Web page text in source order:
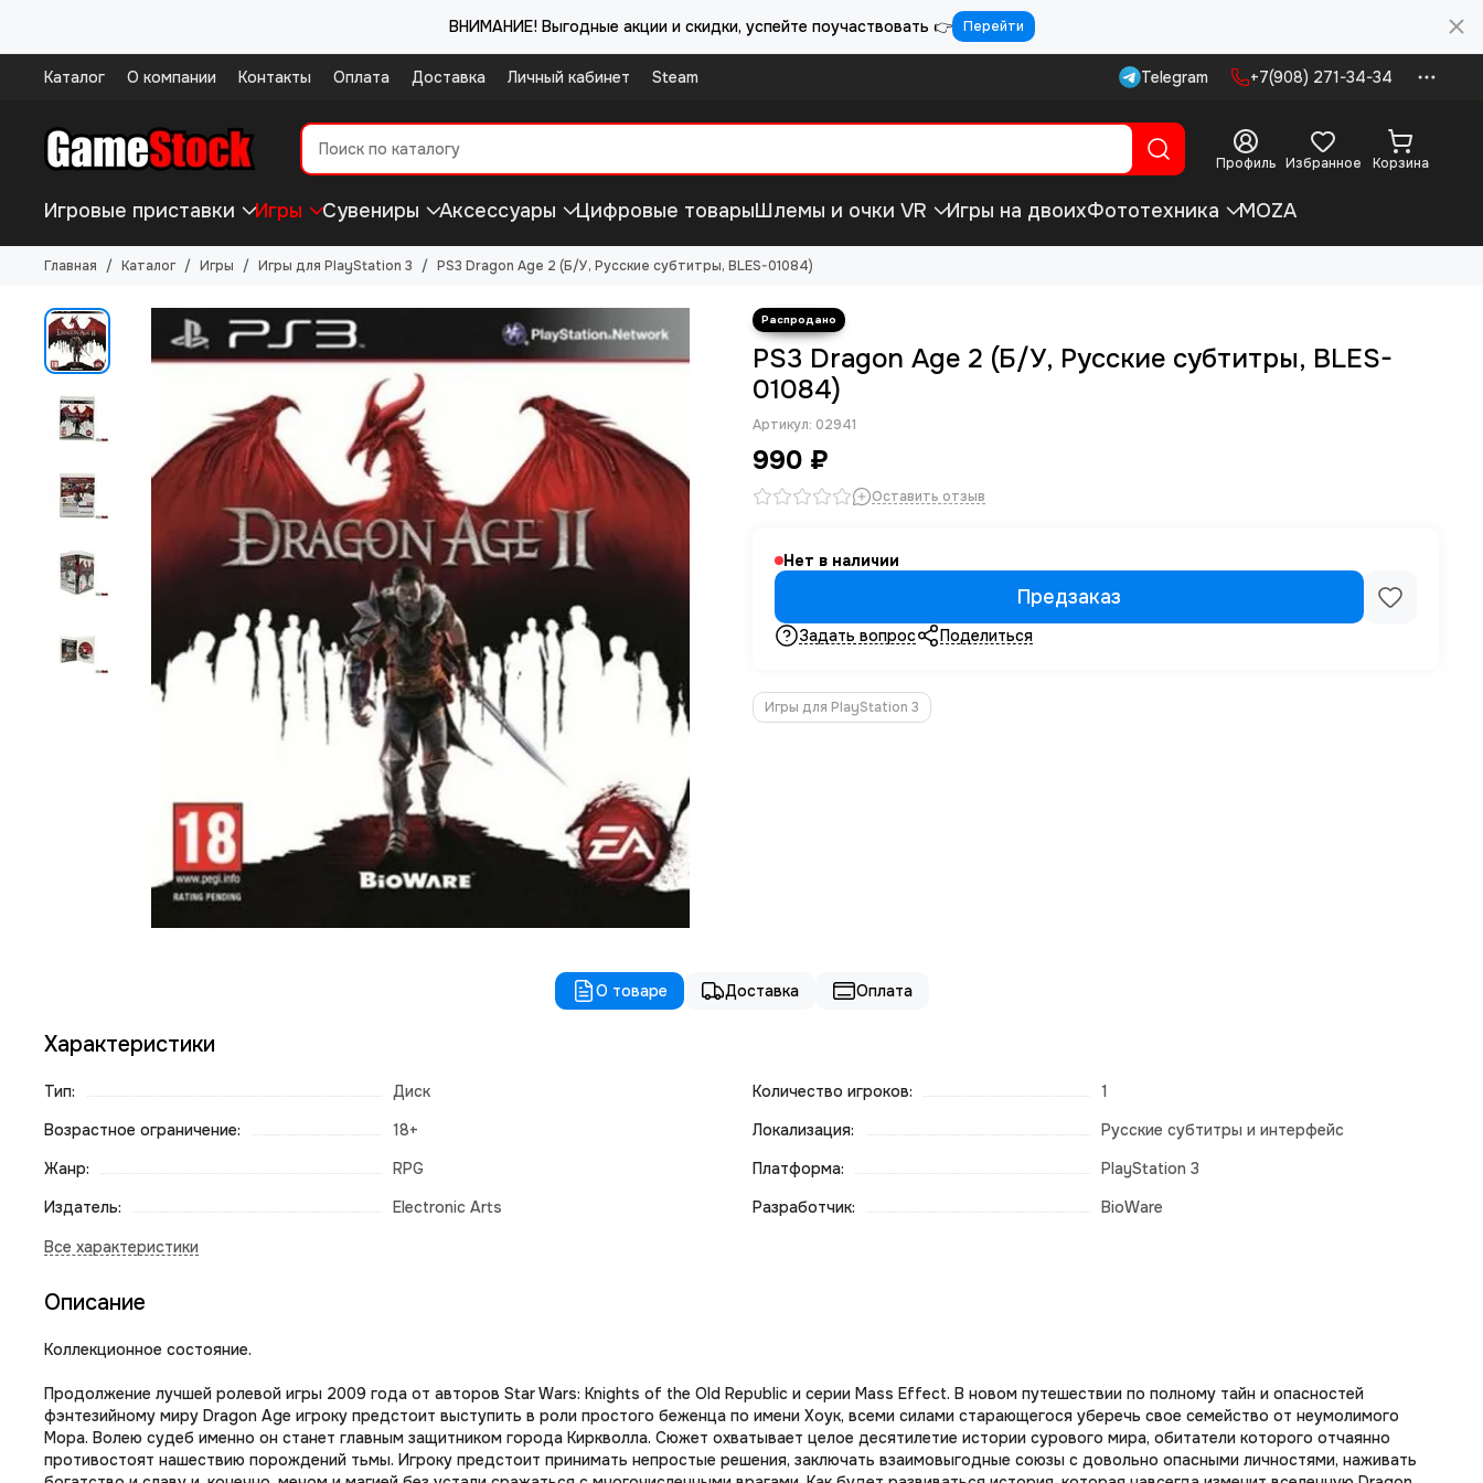
ВНИМАНИЕ! Выгодные акции и скидки, успейте поучаствовать 👉 Перейти
Каталог О компании Контакты Оплата Доставка Личный кабинет Steam Telegram +7(908) 271-34-34
Профиль Избранное Корзина
Игровые приставки Игры Сувениры Аксессуары Цифровые товарыШлемы и очки VR Игры на двоихФототехника MOZA
Главная Каталог Игры Игры для PlayStation 3 PS3 Dragon Age 2 (Б/У, Русские субтитры, BLES-01084)
PS3 Dragon Age 2 (Б/У, Русские субтитры, BLES-
01084)
Артикул: 02941
990 ₽
Оставить отзыв
Нет в наличии
Предзаказ
Задать вопрос Поделиться
Игры для PlayStation 3
О товаре Доставка Оплата
Характеристики
Тип:
Диск
Возрастное ограничение:
18+
Жанр:
RPG
Издатель:
Electronic Arts
Количество игроков:
1
Локализация:
Русские субтитры и интерфейс
Платформа:
PlayStation 3
Разработчик:
BioWare
Описание
Коллекционное состояние.
Продолжение лучшей ролевой игры 2009 года от авторов Star Wars: Knights of the Old Republic и серии Mass Effect. В новом путешествии по полному тайн и опасностей
фэнтезийному миру Dragon Age игроку предстоит выступить в роли простого беженца по имени Хоук, всеми силами старающегося уберечь свое семейство от неумолимого
Мора. Волею судеб именно он станет главным защитником города Киркволла. Сюжет охватывает целое десятилетие истории сурового мира, обитатели которого отчаянно
противостоят нашествию порождений тьмы. Игроку предстоит принимать непростые решения, заключать взаимовыгодные союзы с довольно опасными личностями, наживать